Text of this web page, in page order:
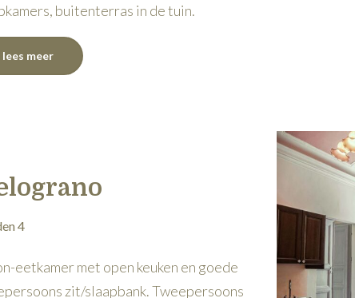
buitenterras in de tuin.
lees meer
4
eetkamer met open keuken en goede
zit/slaapbank. Tweepersoons